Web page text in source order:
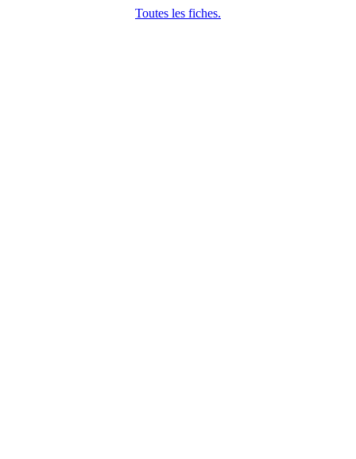
Toutes les fiches.